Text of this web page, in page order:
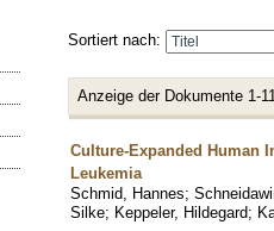
Sortiert nach:
Anzeige der Dokumente 1-
Culture-Expanded Human
Leukemia
Schmid, Hannes;
Silke; Keppeler, Hildegard;